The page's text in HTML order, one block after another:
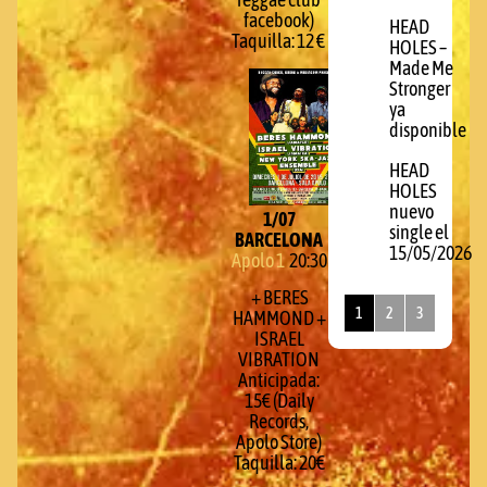
facebook)
Taquilla: 12 €
1/07
BARCELONA
Apolo 120:30
+ BERES
HAMMOND +
ISRAEL
VIBRATION
Anticipada:
15€ (Daily
Records,
Apolo Store)
Taquilla: 20€
HEAD
HOLES –
Made Me
Stronger
ya
disponible
HEAD
HOLES
nuevo
single el
15/05/2026
1 2 3